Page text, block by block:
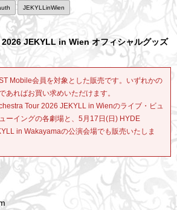
JEKYLLinWien
JEKYLL in Wien オフィシャルグッズ
Mobile会員を対象とした販売です。いずれかの
あればお買い求めいただけます。
Tour 2026 JEKYLL in Wienのライブ・ビュ
ーイングの各劇場と、5月17日(日) HYDE
in Wakayamaの公演会場でも販売いたしま